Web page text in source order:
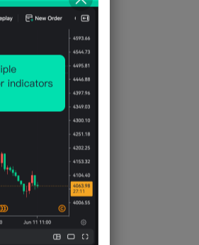
tasa de fertilidad